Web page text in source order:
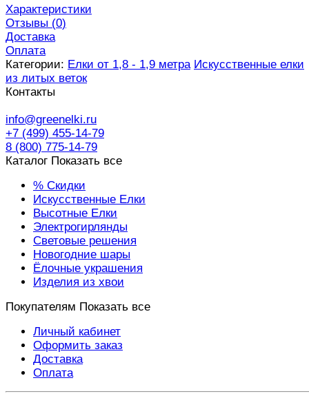
Характеристики
Отзывы (0)
Доставка
Оплата
Категории: Елки от 1,8 - 1,9 метра Искусственные елки
из литых веток
Контакты
info@greenelki.ru
+7 (499) 455-14-79
8 (800) 775-14-79
Каталог Показать все
% Скидки
Искусственные Елки
Высотные Елки
Электрогирлянды
Световые решения
Новогодние шары
Ёлочные украшения
Изделия из хвои
Покупателям Показать все
Личный кабинет
Оформить заказ
Доставка
Оплата